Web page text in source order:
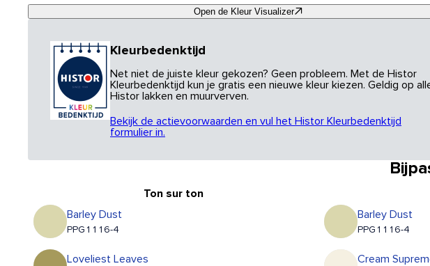
Open de Kleur Visualizer
Kleurbedenktijd
Net niet de juiste kleur gekozen? Geen probleem. Met de Histor
Kleurbedenktijd kun je gratis een nieuwe kleur kiezen. Geldig op
Histor lakken en muurverven.
Bekijk de actievoorwaarden en vul het Histor Kleurbedenktijd
formulier in.
Ton sur ton
Barley Dust
PPG1116-4
Loveliest Leaves
Barley Dust
PPG1116-4
Cream